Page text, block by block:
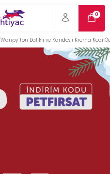
0
Wanpy Ton Balıklı ve Karidesli Krema Kedi